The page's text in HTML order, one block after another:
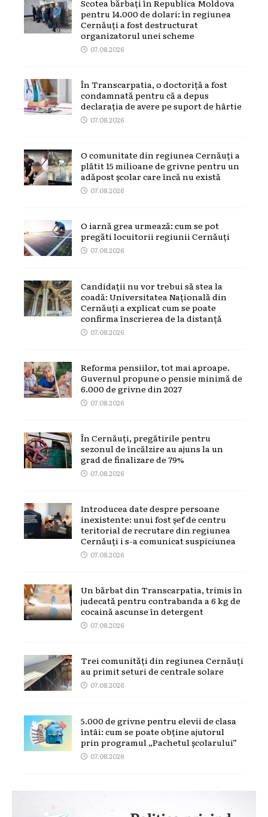
Scotea bărbați în Republica Moldova
pentru 14.000 de dolari: în regiunea
Cernăuți a fost destructurat
organizatorul unei scheme
07.08.2026
În Transcarpatia, o doctoriță a fost
condamnată pentru că a depus
declarația de avere pe suport de hârtie
07.08.2026
O comunitate din regiunea Cernăuți a
plătit 15 milioane de grivne pentru un
adăpost școlar care încă nu există
07.08.2026
O iarnă grea urmează: cum se pot
pregăti locuitorii regiunii Cernăuți
07.08.2026
Candidații nu vor trebui să stea la
coadă: Universitatea Națională din
Cernăuți a explicat cum se poate
confirma înscrierea de la distanță
07.08.2026
Reforma pensiilor, tot mai aproape.
Guvernul propune o pensie minimă de
6.000 de grivne din 2027
07.08.2026
În Cernăuți, pregătirile pentru
sezonul de încălzire au ajuns la un
grad de finalizare de 79%
07.08.2026
Introducea date despre persoane
inexistente: unui fost șef de centru
teritorial de recrutare din regiunea
Cernăuți i s-a comunicat suspiciunea
07.08.2026
Un bărbat din Transcarpatia, trimis în
judecată pentru contrabanda a 6 kg de
cocaină ascunse în detergent
07.08.2026
Trei comunități din regiunea Cernăuți
au primit seturi de centrale solare
07.08.2026
5.000 de grivne pentru elevii de clasa
întâi: cum se poate obține ajutorul
prin programul „Pachetul școlarului”
07.08.2026